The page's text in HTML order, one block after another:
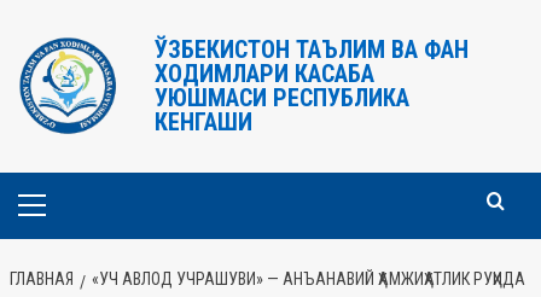
содержимому
ЎЗБЕКИСТОН ТАЪЛИМ ВА ФАН
ХОДИМЛАРИ КАСАБА
УЮШМАСИ РЕСПУБЛИКА
КЕНГАШИ
Основное
ГЛАВНАЯ
«УЧ АВЛОД УЧРАШУВИ» — АНЪАНАВИЙ ҲАМЖИҲАТЛИК РУҲИДА